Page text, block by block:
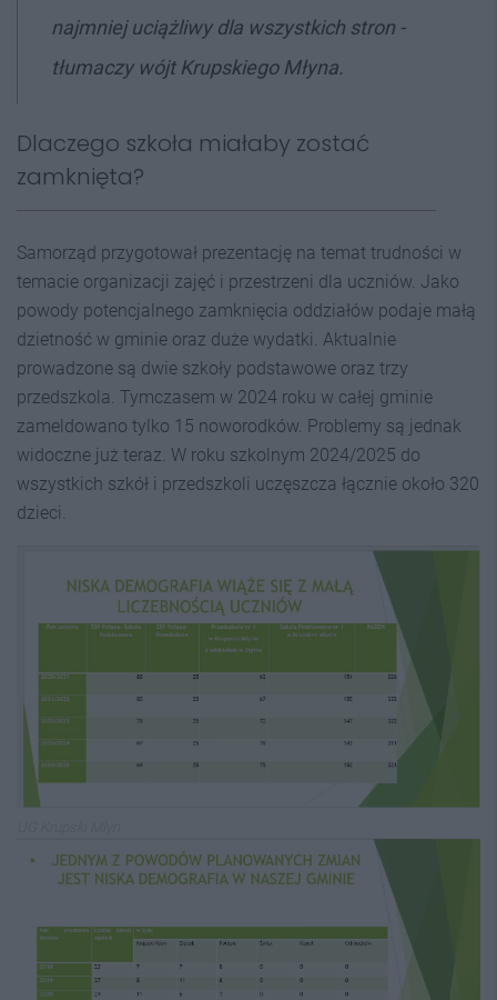
najmniej uciążliwy dla wszystkich stron -
tłumaczy wójt Krupskiego Młyna.
Dlaczego szkoła miałaby zostać
zamknięta?
Samorząd przygotował prezentację na temat trudności w
temacie organizacji zajęć i przestrzeni dla uczniów. Jako
powody potencjalnego zamknięcia oddziałów podaje małą
dzietność w gminie oraz duże wydatki. Aktualnie
prowadzone są dwie szkoły podstawowe oraz trzy
przedszkola. Tymczasem w 2024 roku w całej gminie
zameldowano tylko 15 noworodków. Problemy są jednak
widoczne już teraz. W roku szkolnym 2024/2025 do
wszystkich szkół i przedszkoli uczęszcza łącznie około 320
dzieci.